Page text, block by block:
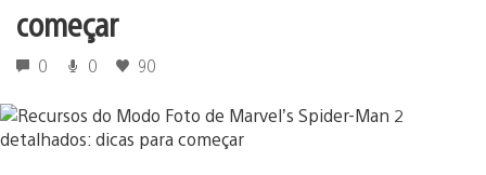
começar
0 0 90